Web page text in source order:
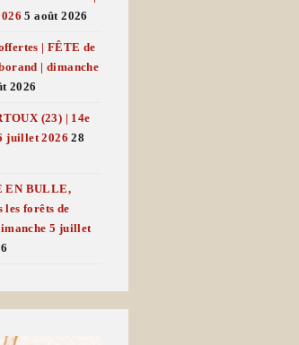
5 août 2026
| FÊTE de
| dimanche
2026
(23) | 14e
juillet 2026 28
EN BULLE,
les forêts de
5 juillet